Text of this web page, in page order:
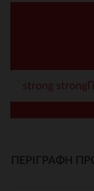
strong
ΠΕΡΙΓΡΑΦΉ